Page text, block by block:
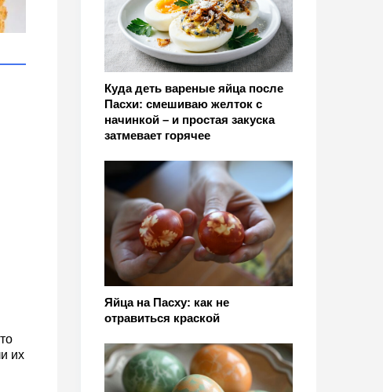
Куда деть вареные яйца после
Пасхи: смешиваю желток с
начинкой – и простая закуска
затмевает горячее
Яйца на Пасху: как не
отравиться краской
их